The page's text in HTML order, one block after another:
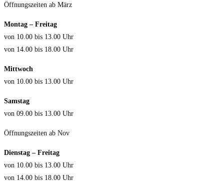
Öffnungszeiten ab März
Montag – Freitag
von 10.00 bis 13.00 Uhr
von 14.00 bis 18.00 Uhr
Mittwoch
von 10.00 bis 13.00 Uhr
Samstag
von 09.00 bis 13.00 Uhr
Öffnungszeiten ab Nov
Dienstag – Freitag
von 10.00 bis 13.00 Uhr
von 14.00 bis 18.00 Uhr